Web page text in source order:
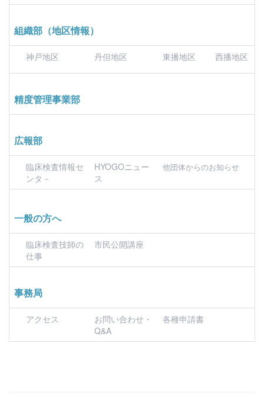
組織部（地区情報）
神戸地区 丹但地区 東播地区 西播地区
精度管理事業部
広報部
臨床検査情報セ
ンタ－
HYOGOニュー
ス
他団体からのお知らせ
一般の方へ
臨床検査技師の
仕事
市民公開講座
事務局
アクセス
お問い合わせ・
Q&A
各種申請書